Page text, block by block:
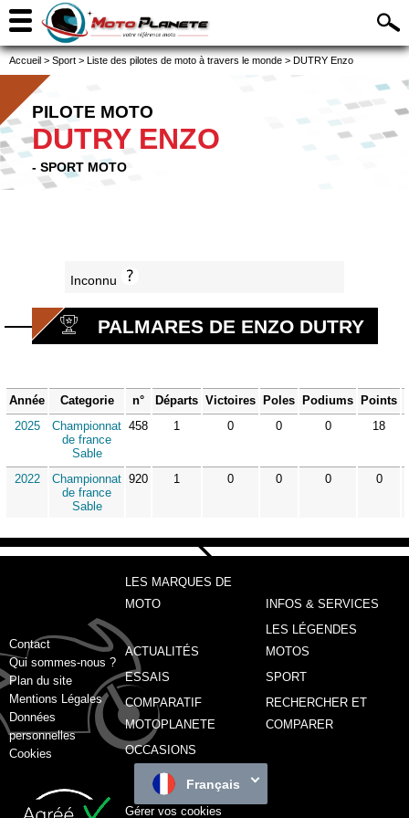
Accueil > Sport > Liste des pilotes de moto à travers le monde > DUTRY Enzo
PILOTE MOTO
DUTRY ENZO
- SPORT MOTO
Inconnu
PALMARES DE ENZO DUTRY
Année Categorie n° Départs Victoires Poles Podiums Points
2025
Championnat
de france
Sable
458 1 0 0 0 18
2022
Championnat
de france
Sable
920 1 0 0 0 0
Contact
Qui sommes-nous ?
Plan du site
Mentions Légales
Données
personnelles
Cookies
LES MARQUES DE
MOTO
INFOS & SERVICES
ACTUALITÉS
LES LÉGENDES
MOTOS
ESSAIS
SPORT
COMPARATIF
MOTOPLANETE
RECHERCHER ET
COMPARER
OCCASIONS
Français
Gérer vos cookies